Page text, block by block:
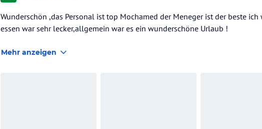
Wunderschön ,das Personal ist top Mochamed der Meneger ist der beste
essen war sehr lecker,allgemein war es ein wunderschöne Urlaub !
Mehr anzeigen